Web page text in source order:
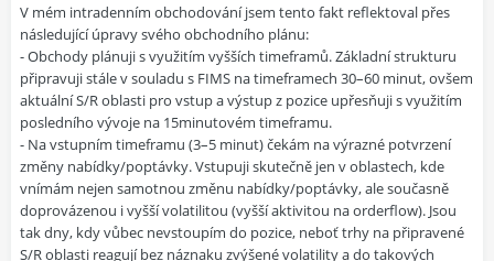
V mém intradenním obchodování jsem tento fakt reflektoval přes
následující úpravy svého obchodního plánu:
- Obchody plánuji s využitím vyšších timeframů. Základní strukturu
připravuji stále v souladu s FIMS na timeframech 30–60 minut, ovšem
aktuální S/R oblasti pro vstup a výstup z pozice upřesňuji s využitím
posledního vývoje na 15minutovém timeframu.
- Na vstupním timeframu (3–5 minut) čekám na výrazné potvrzení
změny nabídky/poptávky. Vstupuji skutečně jen v oblastech, kde
vnímám nejen samotnou změnu nabídky/poptávky, ale současně
doprovázenou i vyšší volatilitou (vyšší aktivitou na orderflow). Jsou
tak dny, kdy vůbec nevstoupím do pozice, neboť trhy na připravené
S/R oblasti reagují bez náznaku zvýšené volatility a do takových